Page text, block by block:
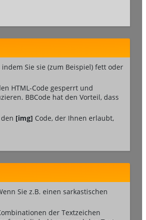
Sie sie (zum Beispiel) fett oder
HTML-Code gesperrt und
BBCode hat den Vorteil, dass
[img] Code, der Ihnen erlaubt,
Sie z.B. einen sarkastischen
der Textzeichen